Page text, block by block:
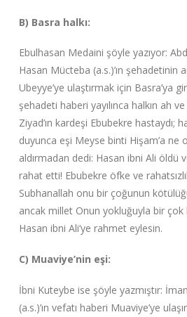
B) Basra halkı:
Ebulhasan Medaini şöyle yazıyor:
Hasan Mücteba (a.s.)’ın şehadetinin
Ubeyye’ye ulaştırmak için Basra’ya
şehadeti haberi yayılınca halkın ah
Ziyad’ın kardeşi Ebubekre hastaydı;
duyunca eşi Meyse binti Hişam’a ne
aldırmadan dedi: Hasan ibni Ali öldü
rahat etti! Ebubekre öfke ve
Subhanallah onu bir çoğunun
ancak millet Onun yokluğuyla bir çok
Hasan ibni Ali’ye rahmet eylesin.
C) Muaviye’nin eşi:
İbni Kuteybe ise şöyle yazmıştır:
(a.s.)’ın vefatı haberi Muaviye’ye